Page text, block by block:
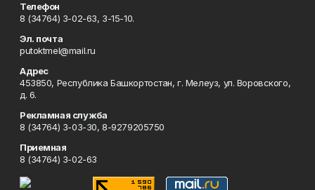
Телефон
8 (34764) 3-02-63, 3-15-10.
Эл. почта
putoktmel@mail.ru
Адрес
453850, Республика Башкортостан, г. Мелеуз, ул. Воровского,
д. 6.
Рекламная служба
8 (34764) 3-03-30, 8-9279205750
Приемная
8 (34764) 3-02-63